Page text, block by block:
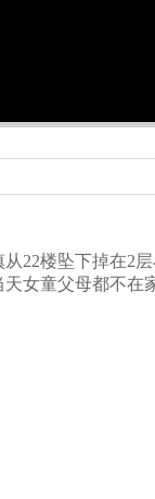
楼坠下掉在2层
女童父母都不在